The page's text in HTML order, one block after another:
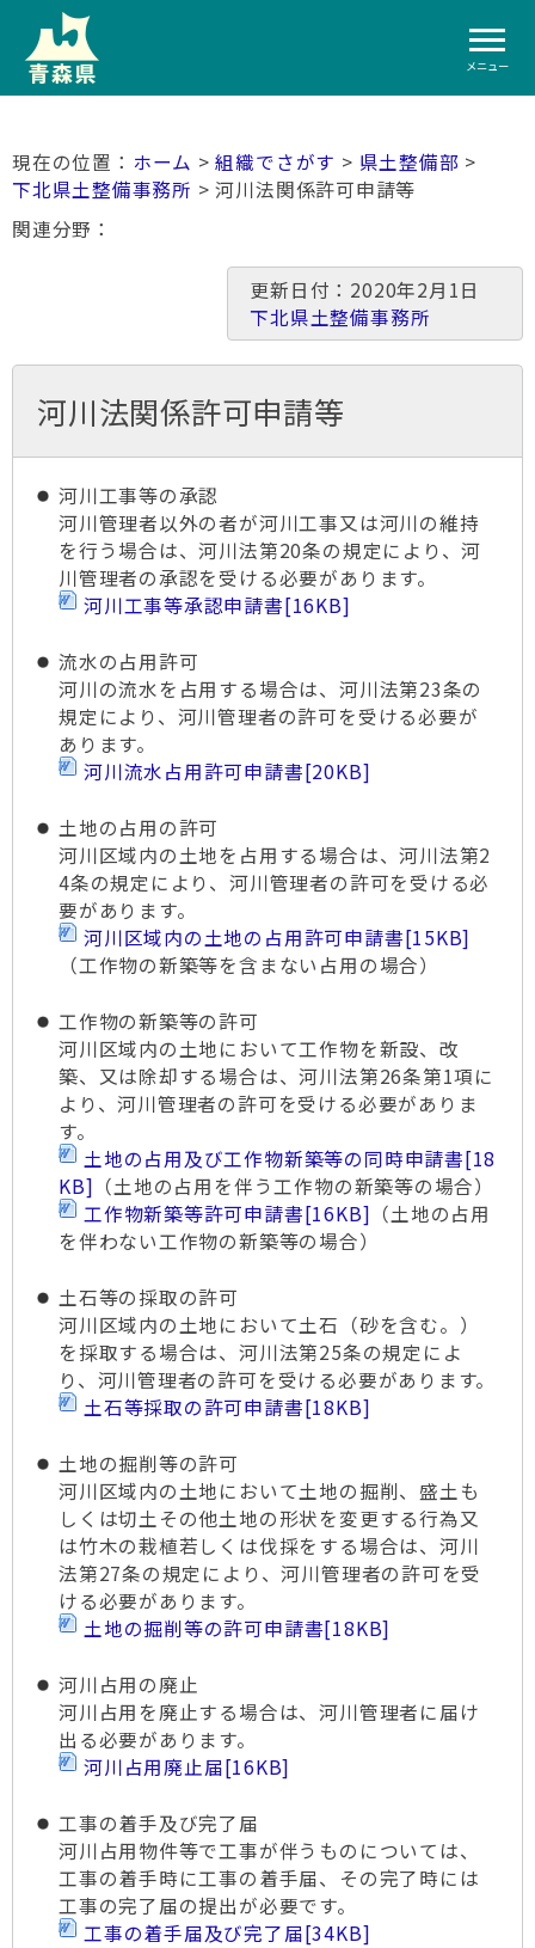
メニュー
ホーム >組織でさがす > 県土整備部 >
下北県土整備事務所 > 河川法関係許可申請等
関連分野
更新日付：2020年2月1日
下北県土整備事務所
河川法関係許可申請等
河川工事等の承認
河川管理者以外の者が河川工事又は河川の維持
を行う場合は、河川法第20条の規定により、河
川管理者の承認を受ける必要があります。
河川工事等承認申請書[16KB]
流水の占用許可
河川の流水を占用する場合は、河川法第23条の
規定により、河川管理者の許可を受ける必要が
あります。
河川流水占用許可申請書[20KB]
土地の占用の許可
河川区域内の土地を占用する場合は、河川法第2
4条の規定により、河川管理者の許可を受ける必
要があります。
河川区域内の土地の占用許可申請書[15KB]
（工作物の新築等を含まない占用の場合）
工作物の新築等の許可
河川区域内の土地において工作物を新設、改
築、又は除却する場合は、河川法第26条第1項に
より、河川管理者の許可を受ける必要がありま
す。
土地の占用及び工作物新築等の同時申請書[18
KB] （土地の占用を伴う工作物の新築等の場合）
工作物新築等許可申請書[16KB] （土地の占用
を伴わない工作物の新築等の場合）
土石等の採取の許可
河川区域内の土地において土石（砂を含む。）
を採取する場合は、河川法第25条の規定によ
り、河川管理者の許可を受ける必要があります。
土石等採取の許可申請書[18KB]
土地の掘削等の許可
河川区域内の土地において土地の掘削、盛土も
しくは切土その他土地の形状を変更する行為又
は竹木の栽植若しくは伐採をする場合は、河川
法第27条の規定により、河川管理者の許可を受
ける必要があります。
土地の掘削等の許可申請書[18KB]
河川占用の廃止
河川占用を廃止する場合は、河川管理者に届け
出る必要があります。
河川占用廃止届[16KB]
工事の着手及び完了届
河川占用物件等で工事が伴うものについては、
工事の着手時に工事の着手届、その完了時には
工事の完了届の提出が必要です。
工事の着手届及び完了届[34KB]